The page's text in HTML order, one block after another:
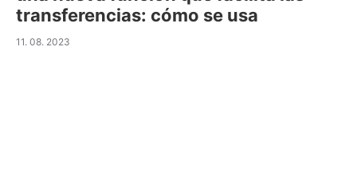
transferencias: cómo se usa
11. 08. 2023